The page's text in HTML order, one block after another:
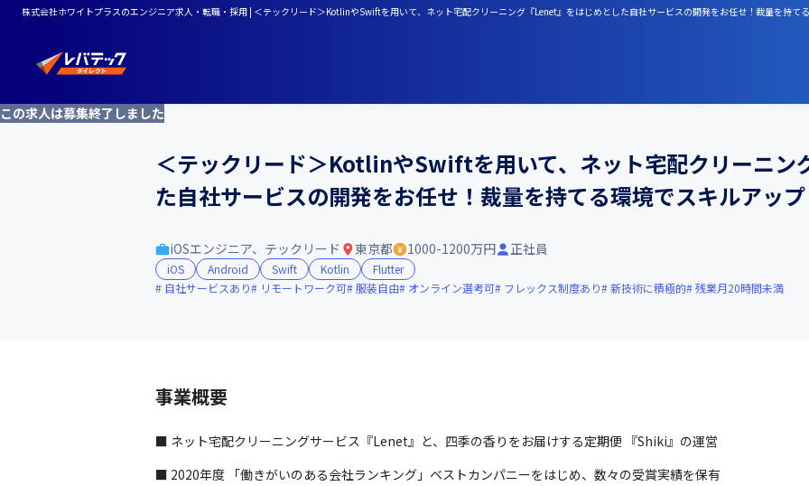
株式会社ホワイトプラスのエンジニア求人・転職・採用 | ＜テックリード＞KotlinやSwiftを用いて、ネット宅配クリーニング『Lenet』をはじめとした自社サービスの開発をお任せ！裁量を持て
この求人は募集終了しました
＜テックリード＞KotlinやSwiftを用いて、ネット宅配クリーニ
た自社サービスの開発をお任せ！裁量を持てる環境でスキルアッ
iOSエンジニア、テックリード 東京都 1000-1200万円 正社員
iOS Android Swift Kotlin
Flutter
自社サービスあり
リモートワーク可 服装自由 オンライン選考可 フレックス制度あり 新技術に積極的 残業月20時間未満
事業概要
■ ネット宅配クリーニングサービス『Lenet』と、四季の香りをお届けする定期便 『Shiki』の運営
■ 2020年度 「働きがいのある会社ランキング」ベストカンパニーをはじめ、数々の受賞実績を保有